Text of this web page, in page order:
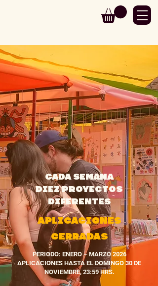
CADA SEMANA
DIEZ PROYECTOS
DIFERENTES
APLICACIONES
CERRADAS
PERIODO: ENERO – MARZO 2026
APLICACIONES HASTA EL DOMINGO 30 DE
NOVIEMBRE, 23:59 HRS.